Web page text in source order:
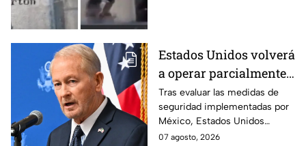
Estados Unidos volverá
a operar parcialmente
en Michoacán tras
suspensión por
motivos de seguridad
Tras evaluar las medidas de
seguridad implementadas por
México, Estados Unidos
reanudará parcialmente sus
07 agosto, 2026